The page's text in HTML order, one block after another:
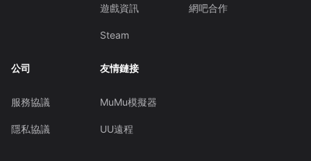
遊戲資訊
Steam
網吧合作
公司
服務協議
隱私協議
友情鏈接
MuMu模擬器
UU遠程